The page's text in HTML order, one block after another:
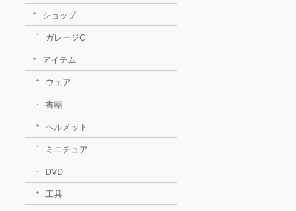
ショップ
ガレージC
アイテム
ウェア
書籍
ヘルメット
ミニチュア
DVD
工具